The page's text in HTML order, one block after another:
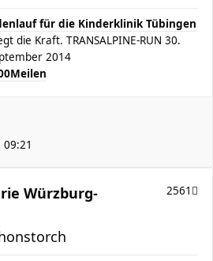
für die Kinderklinik Tübingen
die Kraft. TRANSALPINE-RUN 30.
2014
Würzburg-
2561